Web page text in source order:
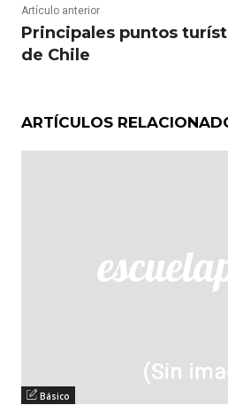
Artículo anterior
Principales puntos
de Chile
ARTÍCULOS
Básico